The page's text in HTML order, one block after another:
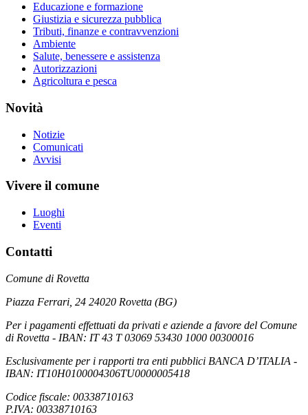
Educazione e formazione
Giustizia e sicurezza pubblica
Tributi, finanze e contravvenzioni
Ambiente
Salute, benessere e assistenza
Autorizzazioni
Agricoltura e pesca
Novità
Notizie
Comunicati
Avvisi
Vivere il comune
Luoghi
Eventi
Contatti
Comune di Rovetta
Piazza Ferrari, 24 24020 Rovetta (BG)
Per i pagamenti effettuati da privati e aziende a favore del Comune
di Rovetta - IBAN: IT 43 T 03069 53430 1000 00300016
Esclusivamente per i rapporti tra enti pubblici BANCA D’ITALIA -
IBAN: IT10H0100004306TU0000005418
Codice fiscale: 00338710163
P.IVA: 00338710163